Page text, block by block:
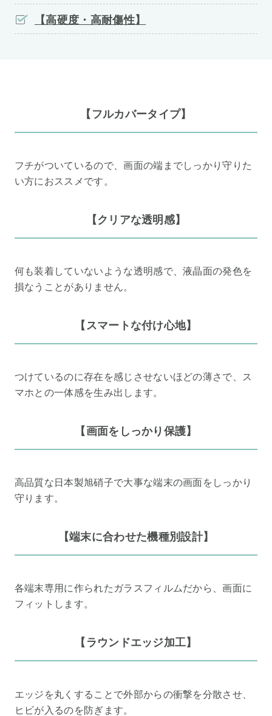
【高硬度・高耐傷性】
【フルカバータイプ】
フチがついているので、画面の端までしっかり守りた
い方におススメです。
【クリアな透明感】
何も装着していないような透明感で、液晶面の発色を
損なうことがありません。
【スマートな付け心地】
つけているのに存在を感じさせないほどの薄さで、ス
マホとの一体感を生み出します。
【画面をしっかり保護】
高品質な日本製旭硝子で大事な端末の画面をしっかり
守ります。
【端末に合わせた機種別設計】
各端末専用に作られたガラスフィルムだから、画面に
フィットします。
【ラウンドエッジ加工】
エッジを丸くすることで外部からの衝撃を分散させ、
ヒビが入るのを防ぎます。